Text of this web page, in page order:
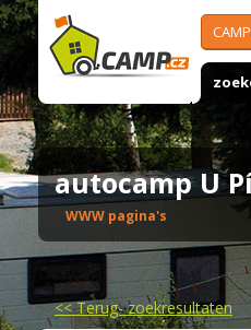
autocamp U
WWW pagina's
<<Terug- zoekresultaten